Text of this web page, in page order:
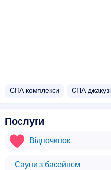
СПА комплекси СПА джакузі
Послуги
Відпочинок
Сауни з басейном